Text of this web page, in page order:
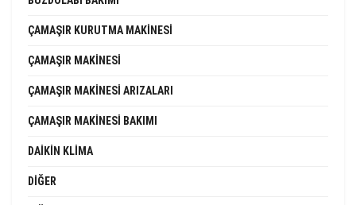
ÇAMAŞIR KURUTMA MAKINESI
ÇAMAŞIR MAKINESI
ÇAMAŞIR MAKINESI ARIZALARI
ÇAMAŞIR MAKINESI BAKIMI
DAIKIN KLIMA
DIĞER